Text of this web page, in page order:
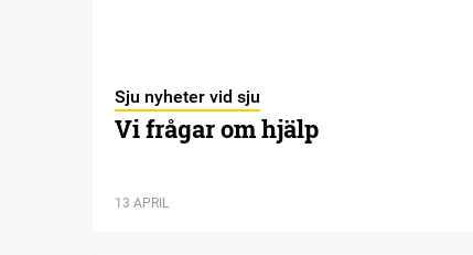
Sju nyheter vid sju
Vi frågar om hjälp
13 APRIL